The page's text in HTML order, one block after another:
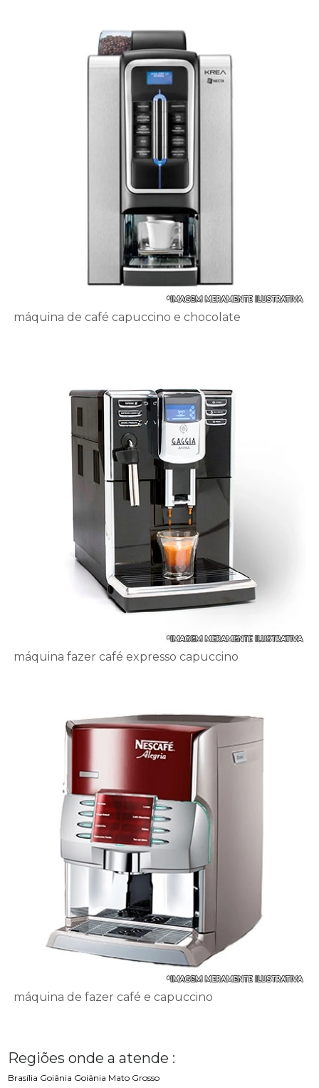
máquina de café capuccino e chocolate
máquina fazer café expresso capuccino
máquina de fazer café e capuccino
Regiões onde a atende :
Brasília Goiânia Goiânia Mato Grosso